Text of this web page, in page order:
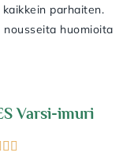
parhaiten.
huomioita
Varsi-imuri
 